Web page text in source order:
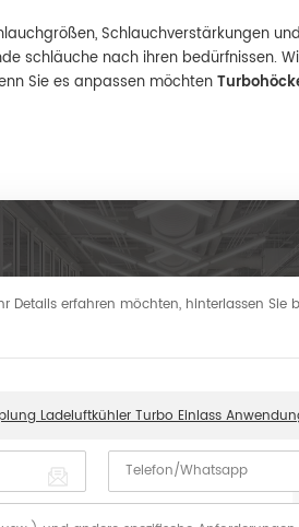
Schlauchverstärkungen
schläuche nach ihren bedürfnissen.
Sie es anpassen möchten
Details erfahren möchten, hinterlassen Sie
Ladeluftkühler Turbo Einlass